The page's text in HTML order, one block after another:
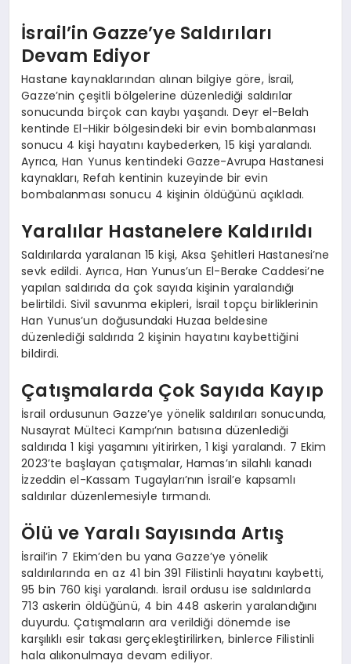
İsrail’in Gazze’ye Saldırıları
Devam Ediyor
Hastane kaynaklarından alınan bilgiye göre, İsrail,
Gazze’nin çeşitli bölgelerine düzenlediği saldırılar
sonucunda birçok can kaybı yaşandı. Deyr el-Belah
kentinde El-Hikir bölgesindeki bir evin bombalanması
sonucu 4 kişi hayatını kaybederken, 15 kişi yaralandı.
Ayrıca, Han Yunus kentindeki Gazze-Avrupa Hastanesi
kaynakları, Refah kentinin kuzeyinde bir evin
bombalanması sonucu 4 kişinin öldüğünü açıkladı.
Yaralılar Hastanelere Kaldırıldı
Saldırılarda yaralanan 15 kişi, Aksa Şehitleri Hastanesi’ne
sevk edildi. Ayrıca, Han Yunus’un El-Berake Caddesi’ne
yapılan saldırıda da çok sayıda kişinin yaralandığı
belirtildi. Sivil savunma ekipleri, İsrail topçu birliklerinin
Han Yunus’un doğusundaki Huzaa beldesine
düzenlediği saldırıda 2 kişinin hayatını kaybettiğini
bildirdi.
Çatışmalarda Çok Sayıda Kayıp
İsrail ordusunun Gazze’ye yönelik saldırıları sonucunda,
Nusayrat Mülteci Kampı’nın batısına düzenlediği
saldırıda 1 kişi yaşamını yitirirken, 1 kişi yaralandı. 7 Ekim
2023’te başlayan çatışmalar, Hamas’ın silahlı kanadı
İzzeddin el-Kassam Tugayları’nın İsrail’e kapsamlı
saldırılar düzenlemesiyle tırmandı.
Ölü ve Yaralı Sayısında Artış
İsrail’in 7 Ekim’den bu yana Gazze’ye yönelik
saldırılarında en az 41 bin 391 Filistinli hayatını kaybetti,
95 bin 760 kişi yaralandı. İsrail ordusu ise saldırılarda
713 askerin öldüğünü, 4 bin 448 askerin yaralandığını
duyurdu. Çatışmaların ara verildiği dönemde ise
karşılıklı esir takası gerçekleştirilirken, binlerce Filistinli
hala alıkonulmaya devam ediliyor.